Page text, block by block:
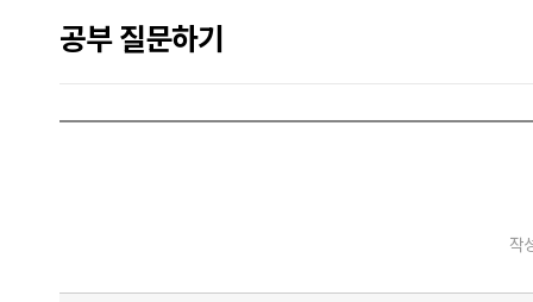
뉴
공부 질문하기
작